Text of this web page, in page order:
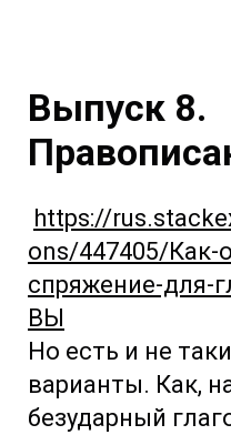
Выпуск 8.
https://
ons/447405/Как-
спряжение-для-
ВЫ
Но есть и не
варианты. Как,
безударный